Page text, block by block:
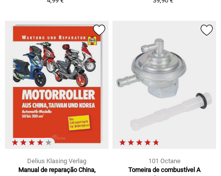
Delius Klasing Verlag
Manual de reparação China,
101 Octane
Torneira de combustível A